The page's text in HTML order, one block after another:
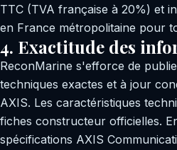
TTC (TVA française à 20%) et
en France métropolitaine pour
4. Exactitude des
ReconMarine s'efforce de
techniques exactes et à jour
AXIS. Les caractéristiques
fiches constructeur officielles.
spécifications AXIS